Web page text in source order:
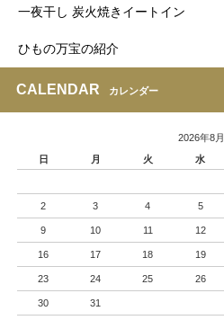
一夜干し 炭火焼きイートイン
ひもの万宝の紹介
CALENDAR カレンダー
2026年8月
日
月 火 水
2 3 4 5
9 10 11 12
16 17 18 19
23 24 25 26
30 31